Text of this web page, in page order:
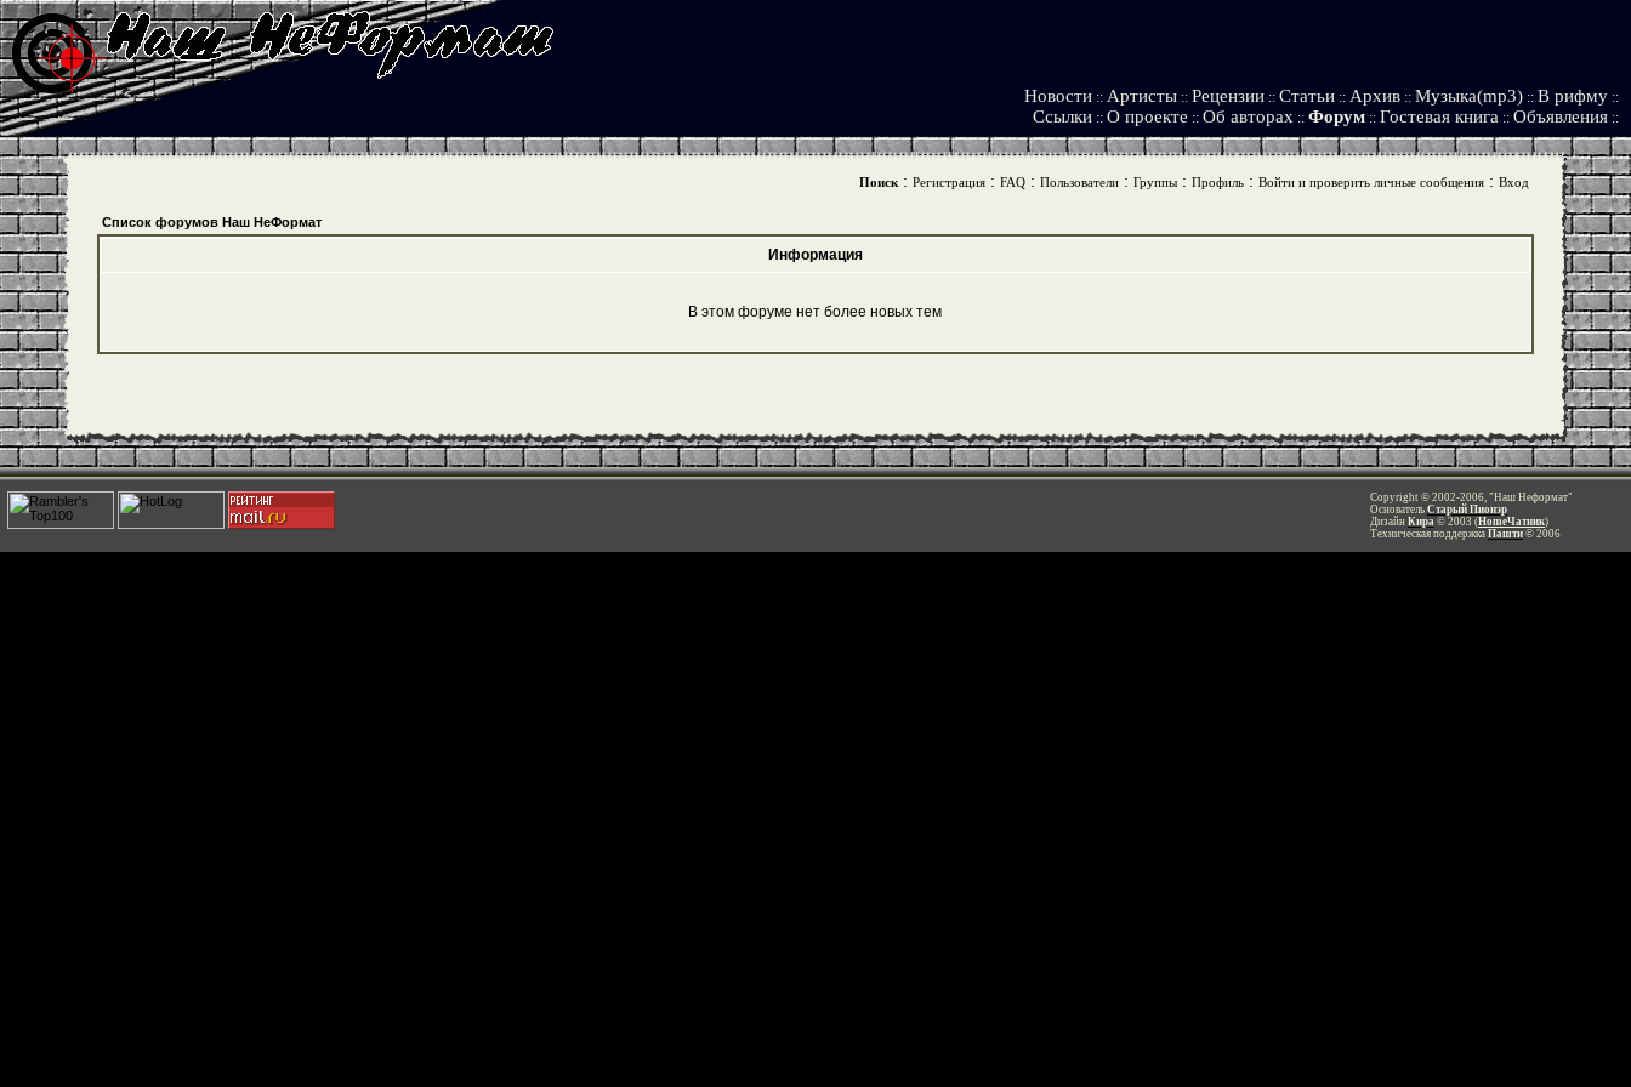
Новости :: Артисты :: Рецензии :: Статьи :: Архив :: Музыка(mp3) :: В рифму ::
Ссылки :: О проекте :: Об авторах :: Форум :: Гостевая книга :: Объявления ::
Поиск: Регистрация: FAQ: Пользователи: Группы: Профиль: Войти и проверить личные сообщения: Вход
Список форумов Наш НеФормат
Информация
В этом форуме нет более новых тем
Copyright © 2002-2006, "Наш Неформат"
Основатель Старый Пионэр
Дизайн Кира © 2003 (HomeЧатник)
Техническая поддержка Пашти © 2006